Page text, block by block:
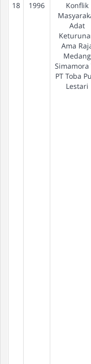
18 1996
Konflik
Adat
Ama
Medang
Simamora
PT Toba
Lestari